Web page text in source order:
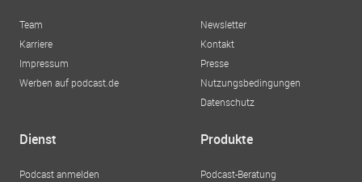
Team
Karriere
Impressum
Werben auf podcast.de
Newsletter
Kontakt
Presse
Nutzungsbedingungen
Datenschutz
Dienst
Podcast anmelden
Produkte
Podcast-Beratung